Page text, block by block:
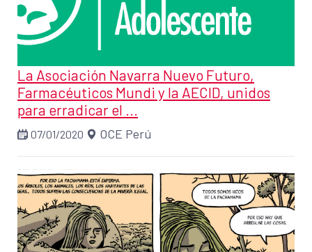
La Asociación Navarra Nuevo Futuro,
Farmacéuticos Mundi y la AECID, unidos
para erradicar el ...
07/01/2020 OCE Perú